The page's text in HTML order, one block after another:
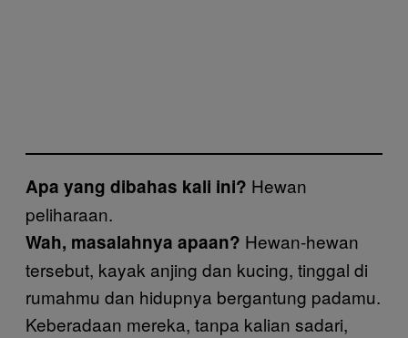
Apa yang dibahas kali ini? Hewan
peliharaan.
Wah, masalahnya apaan? Hewan-hewan
tersebut, kayak anjing dan kucing, tinggal di
rumahmu dan hidupnya bergantung padamu.
Keberadaan mereka, tanpa kalian sadari,